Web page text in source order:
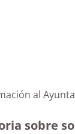
al
sobre